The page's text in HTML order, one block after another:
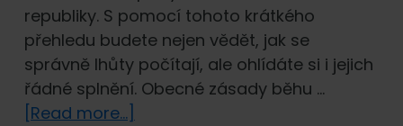
republiky. S pomocí tohoto krátkého
přehledu budete nejen vědět, jak se
správně lhůty počítají, ale ohlídáte si i jejich
řádné splnění. Obecné zásady běhu …
[Read more...]